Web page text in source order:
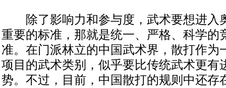
除了影响力和参与度，武术要想进入
重要的标准，那就是统一、严格、科学的
准。在门派林立的中国武术界，散打作为
项目的武术类别，似乎要比传统武术更有
势。不过，目前，中国散打的规则中还存